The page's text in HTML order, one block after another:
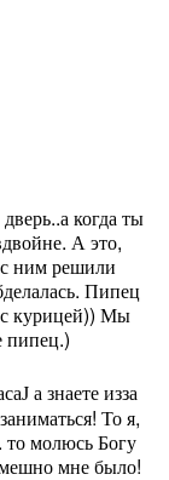
когда ты
А это,
с ним решили
Пипец
курицей)) Мы
пипец.)
Jа знаете изза
То я,
молюсь Богу
мне было!